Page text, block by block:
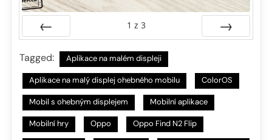
1 z 3
Tagged: Aplikace na malém displeji
Aplikace na malý displej ohebného mobilu ColorOS
Mobil s ohebným displejem Mobilní aplikace
Mobilní hry Oppo Oppo Find N2 Flip